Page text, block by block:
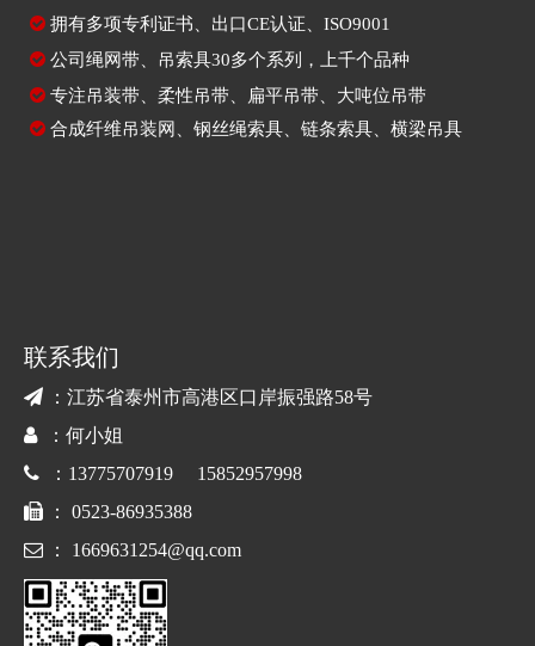
 拥有多项专利证书、出口CE认证、ISO9001
 公司绳网带、吊索具30多个系列，上千个品种
 专注吊装带 柔性吊带 扁平吊带 、大吨位吊带
 合成纤维吊装网 钢丝绳索具 链条索具 横梁吊具
联系我们
 ：江苏省泰州市高港区口岸振强路58号
：何小姐
 ：13775707919 15852957998
 ： 0523-86935388
 ： 1669631254@qq.com